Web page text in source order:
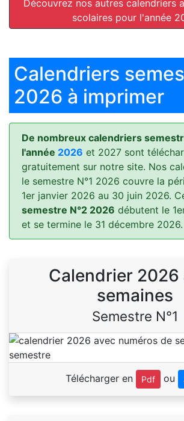
Découvrez nos autres calendriers
scolaires pour l'année
Calendriers
2026 à imprimer
De nombreux calendriers
l'année 2026 et 2027 sont
gratuitement sur notre site. Nos
le semestre N°1 2026 couvre la
1er janvier 2026 au 30 juin 2026.
semestre N°2 2026 débutent le
et se termine le 31 décembre 2026.
Calendrier 2026
semaines
Semestre N°1
Télécharger en Pdf ou